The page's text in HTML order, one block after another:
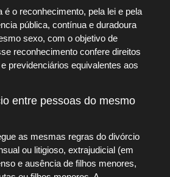
é o reconhecimento, pela lei e pela
pública, contínua e duradoura
sexo, com o objetivo de
reconhecimento confere direitos
previdenciários equivalentes aos
entre pessoas do mesmo
as mesmas regras do divórcio
ou litigioso, extrajudicial (em
e ausência de filhos menores,